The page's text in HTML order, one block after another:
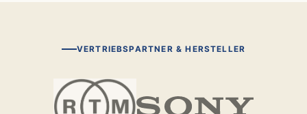
VERTRIEBSPARTNER & HERSTELLER